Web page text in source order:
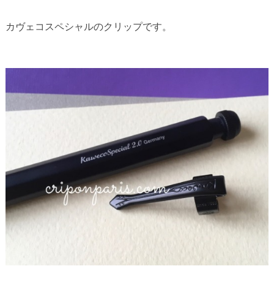
カヴェコスペシャルのクリップです。